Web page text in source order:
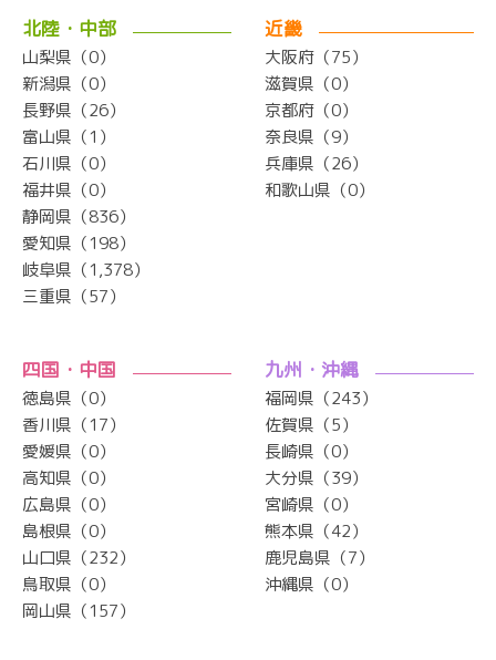
北陸・中部
山梨県（0）
新潟県（0）
長野県（26）
富山県（1）
石川県（0）
福井県（0）
静岡県（836）
愛知県（198）
岐阜県（1,378）
三重県（57）
近畿
大阪府（75）
滋賀県（0）
京都府（0）
奈良県（9）
兵庫県（26）
和歌山県（0）
四国・中国
徳島県（0）
香川県（17）
愛媛県（0）
高知県（0）
広島県（0）
島根県（0）
山口県（232）
鳥取県（0）
岡山県（157）
九州・沖縄
福岡県（243）
佐賀県（5）
長崎県（0）
大分県（39）
宮崎県（0）
熊本県（42）
鹿児島県（7）
沖縄県（0）